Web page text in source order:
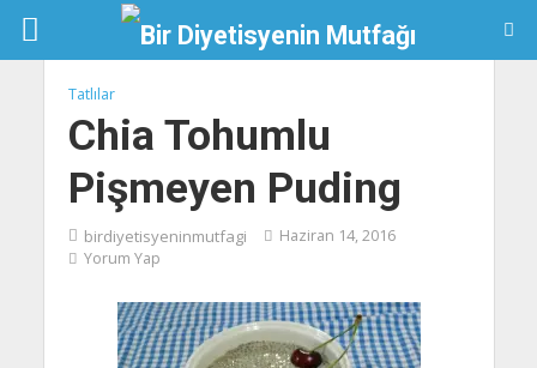
Tatlılar
Chia Tohumlu
Pişmeyen Puding
birdiyetisyeninmutfagi
Haziran 14, 2016
Yorum Yap